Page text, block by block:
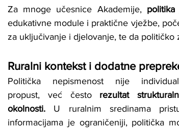
Za mnoge učesnice Akademije,
edukativne module i praktične vježbe,
za uključivanje i djelovanje, te da političko
Ruralni kontekst i dodatne
Politička nepismenost nije
propust, već često rezultat
okolnosti. U ruralnim sredinama
informacijama je ograničeniji, politička